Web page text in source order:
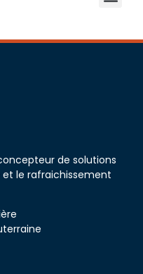
de solutions
le rafraichissement